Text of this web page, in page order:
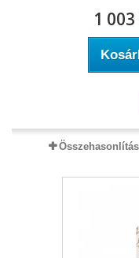
1
Összehasonlítás